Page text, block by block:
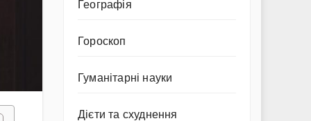
Географія
Гороскоп
Гуманітарні науки
Дієти та схуднення